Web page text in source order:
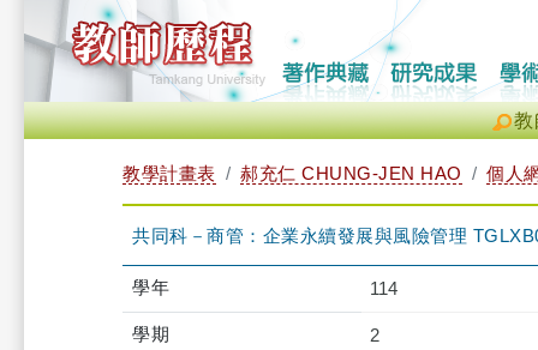
教
教學計畫表 郝充仁 CHUNG-JEN HAO 個人
共同科－商管：企業永續發展與風險管理
學年 114
學期 2